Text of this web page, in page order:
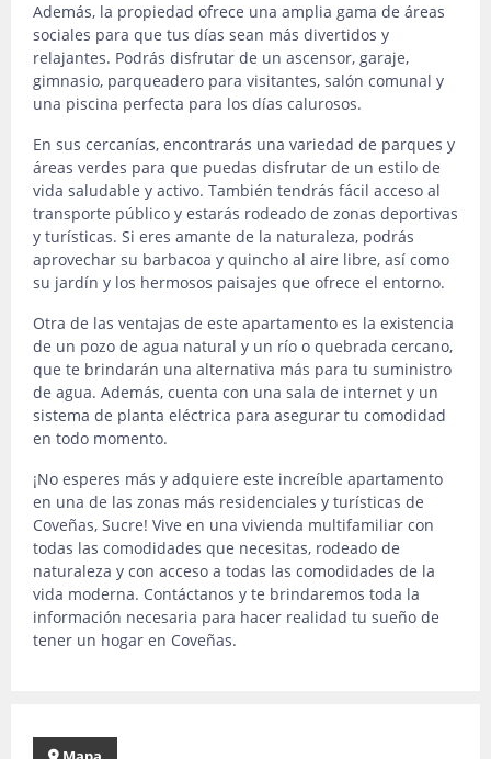
Además, la propiedad ofrece una amplia gama de áreas
sociales para que tus días sean más divertidos y
relajantes. Podrás disfrutar de un ascensor, garaje,
gimnasio, parqueadero para visitantes, salón comunal y
una piscina perfecta para los días calurosos.
En sus cercanías, encontrarás una variedad de parques y
áreas verdes para que puedas disfrutar de un estilo de
vida saludable y activo. También tendrás fácil acceso al
transporte público y estarás rodeado de zonas deportivas
y turísticas. Si eres amante de la naturaleza, podrás
aprovechar su barbacoa y quincho al aire libre, así como
su jardín y los hermosos paisajes que ofrece el entorno.
Otra de las ventajas de este apartamento es la existencia
de un pozo de agua natural y un río o quebrada cercano,
que te brindarán una alternativa más para tu suministro
de agua. Además, cuenta con una sala de internet y un
sistema de planta eléctrica para asegurar tu comodidad
en todo momento.
¡No esperes más y adquiere este increíble apartamento
en una de las zonas más residenciales y turísticas de
Coveñas, Sucre! Vive en una vivienda multifamiliar con
todas las comodidades que necesitas, rodeado de
naturaleza y con acceso a todas las comodidades de la
vida moderna. Contáctanos y te brindaremos toda la
información necesaria para hacer realidad tu sueño de
tener un hogar en Coveñas.